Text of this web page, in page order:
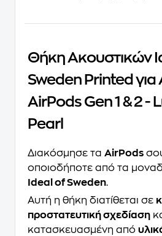
Θήκη Ακουστικών
Sweden Printed για
AirPods Gen 1 & 2 -
Pearl
Διακόσμησε τα AirPods
οποιοδήποτε από τα
Ideal of Sweden.
Αυτή η θήκη διατίθεται σε
προστατευτική σχεδίαση
κατασκευασμένη από